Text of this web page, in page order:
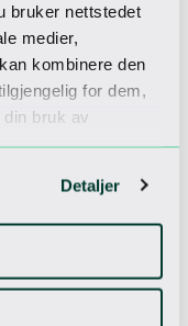
bruker nettstedet
medier,
kombinere den
for dem,
bruk av
Detaljer